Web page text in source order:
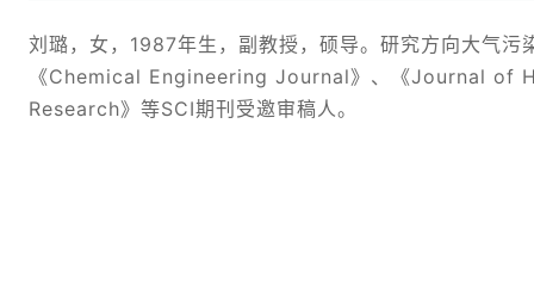
刘璐，女，1987年生，副教授，硕导。研究方向大气
《Chemical Engineering Journal》、《Journal
Research》等SCI期刊受邀审稿人。